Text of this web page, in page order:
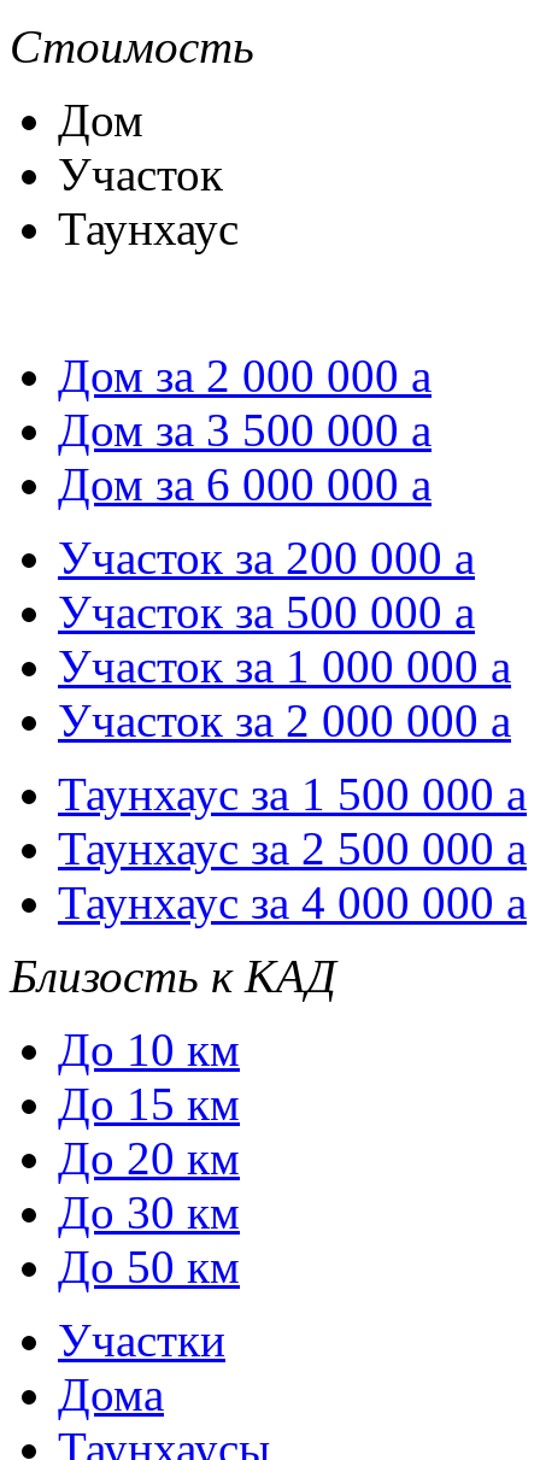
Стоимость
Дом
Участок
Таунхаус
Дом за 2 000 000 a
Дом за 3 500 000 a
Дом за 6 000 000 a
Участок за 200 000 a
Участок за 500 000 a
Участок за 1 000 000 a
Участок за 2 000 000 a
Таунхаус за 1 500 000 a
Таунхаус за 2 500 000 a
Таунхаус за 4 000 000 a
Близость к КАД
До 10 км
До 15 км
До 20 км
До 30 км
До 50 км
Участки
Дома
Таунхаусы